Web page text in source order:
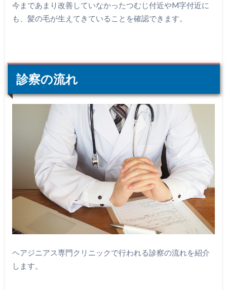
今まであまり改善していなかったつむじ付近やM字付近に
も、髪の毛が生えてきていることを確認できます。
診察の流れ
ヘアジニアス専門クリニックで行われる診察の流れを紹介
します。